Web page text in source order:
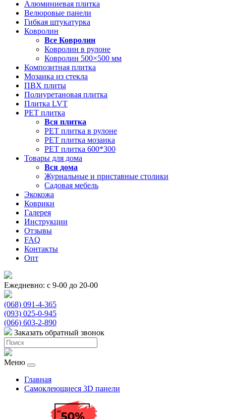
Алюминиевая плитка
Велюровые панели
Гибкая штукатурка
Ковролин
Все Ковролин
Ковролин в рулоне
Ковролин 500×500 мм
Композитная плитка
Мозаика из стекла
ПВХ плиты
Полиуретановая плитка
Плитка LVT
РЕТ плитка
Вся плитка
РЕТ плитка в рулоне
РЕТ плитка мозаика
РЕТ плитка 600*300
Товары для дома
Вся дома
Журнальные и приставные столики
Садовая мебель
Экокожа
Коврики
Галерея
Инструкции
Отзывы
FAQ
Контакты
Опт
Ежедневно: с 9-00 до 20-00
(068) 091-4-365
(093) 025-0-945
(066) 603-2-890
Заказать обратный звонок
Меню
Главная
Самоклеющиеся 3D панели